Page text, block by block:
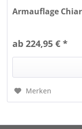
Armauflage
ab 224,95 € *
Merken